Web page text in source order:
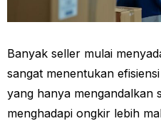
Banyak seller mulai
sangat menentukan
yang hanya mengandalkan
menghadapi ongkir lebih